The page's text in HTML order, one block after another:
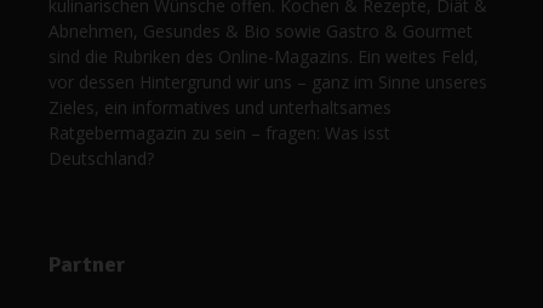
kulinarischen Wünsche offen. Kochen & Rezepte, Diät &
Abnehmen, Gesundes & Bio sowie Gastro & Gourmet
sind die Rubriken des Online-Magazins. Ein weites Feld,
vor dessen Hintergrund wir uns – ganz im Sinne unseres
Zieles, ein informatives und unterhaltsames
Ratgebermagazin zu sein – fragen: Was isst
Deutschland?
Partner